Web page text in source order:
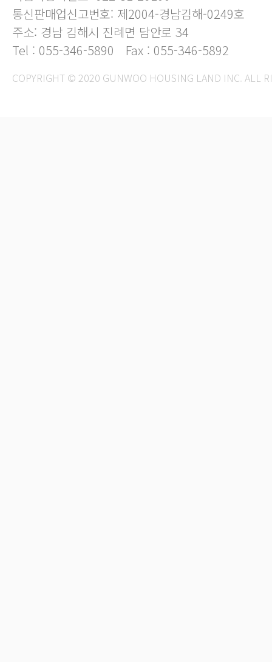
통신판매업신고번호: 제2004-경남김해-0249호
주소: 경남 김해시 진례면 담안로 34
Tel : 055-346-5890
Fax : 055-346-5892
COPYRIGHT © 2020 GUNWOO HOUSING LAND INC. ALL